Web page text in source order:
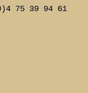
75 39 94 61